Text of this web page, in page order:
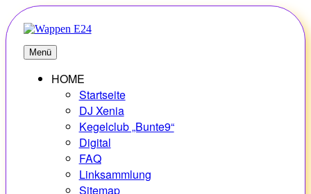
Zum
Inhalt
springen
E24
Erlebnisse – Hobbys – Vielfalt
Menü
HOME
Startseite
DJ Xenia
Kegelclub „Bunte9“
Digital
FAQ
Linksammlung
Sitemap